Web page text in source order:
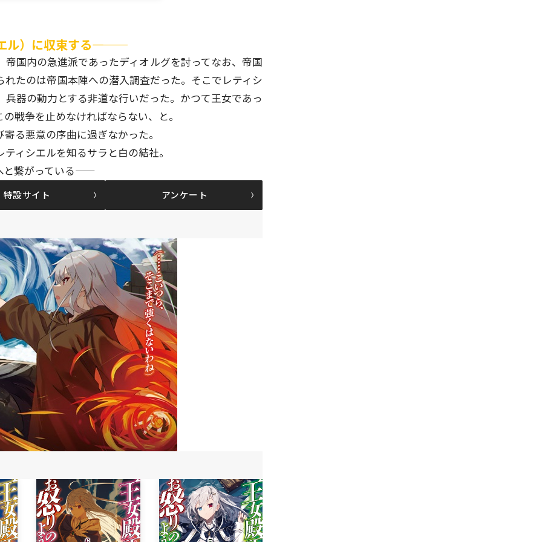
）に収束する――――
国内の急進派であったディオルグを討ってなお、帝国
たのは帝国本陣への潜入調査だった。そこでレティシ
器の動力とする非道な行いだった。かつて王女であっ
戦争を止めなければならない、と。
る悪意の序曲に過ぎなかった。
ィシエルを知るサラと白の結社。
繋がっている――
特設サイト アンケート